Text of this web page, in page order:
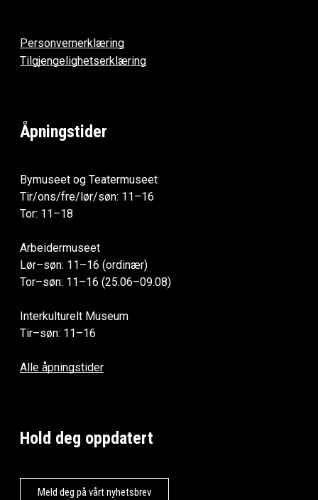
Personvernerklæring
Tilgjengelighetserklæring
Åpningstider
Bymuseet og Teatermuseet
Tir/ons/fre/lør/søn: 11–16
Tor: 11–18
Arbeidermuseet
Lør–søn: 11–16 (ordinær)
Tor–søn: 11–16 (25.06–09.08)
Interkulturelt Museum
Tir–søn: 11–16
Alle åpningstider
Hold deg oppdatert
Meld deg på vårt nyhetsbrev